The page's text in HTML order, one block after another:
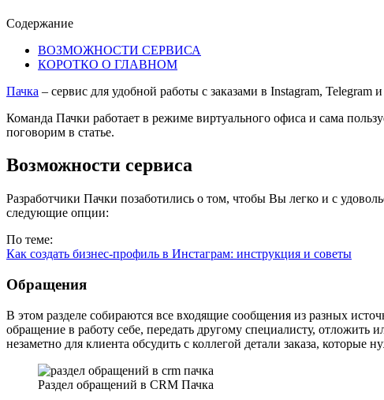
Содержание
ВОЗМОЖНОСТИ СЕРВИСА
КОРОТКО О ГЛАВНОМ
Пачка – сервис для удобной работы с заказами в Instagram, Telegram
Команда Пачки работает в режиме виртуального офиса и сама
поговорим в статье.
Возможности сервиса
Разработчики Пачки позаботились о том, чтобы Вы легко и с
следующие опции:
По теме:
Как создать бизнес-профиль в Инстаграм: инструкция и советы
Обращения
В этом разделе собираются все входящие сообщения из разных
обращение в работу себе, передать другому специалисту,
незаметно для клиента обсудить с коллегой детали заказа, которые
Раздел обращений в CRM Пачка